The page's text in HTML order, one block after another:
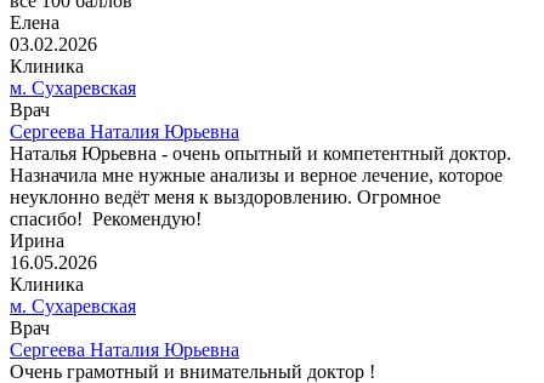
Елена
03.02.2026
Клиника
м. Сухаревская
Врач
Сергеева Наталия Юрьевна
Наталья Юрьевна - очень опытный и компетентный доктор.
Назначила мне нужные анализы и верное лечение, которое
неуклонно ведёт меня к выздоровлению. Огромное
спасибо! Рекомендую!
Ирина
16.05.2026
Клиника
м. Сухаревская
Врач
Сергеева Наталия Юрьевна
Очень грамотный и внимательный доктор !